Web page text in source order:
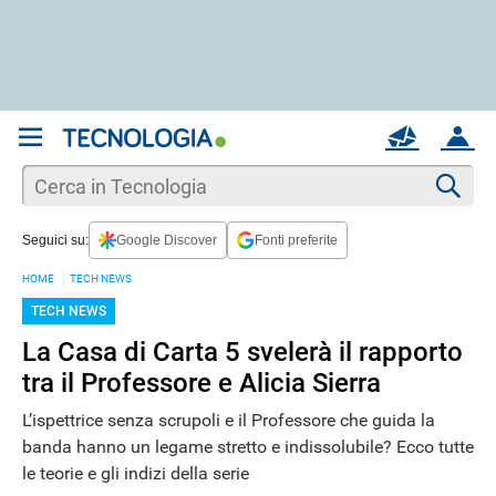
ACCOUNT
MAIL
Seguici su: Google Discover Fonti preferite
HOME TECH NEWS
TECH NEWS
La Casa di Carta 5 svelerà il rapporto
tra il Professore e Alicia Sierra
L’ispettrice senza scrupoli e il Professore che guida la
banda hanno un legame stretto e indissolubile? Ecco tutte
le teorie e gli indizi della serie